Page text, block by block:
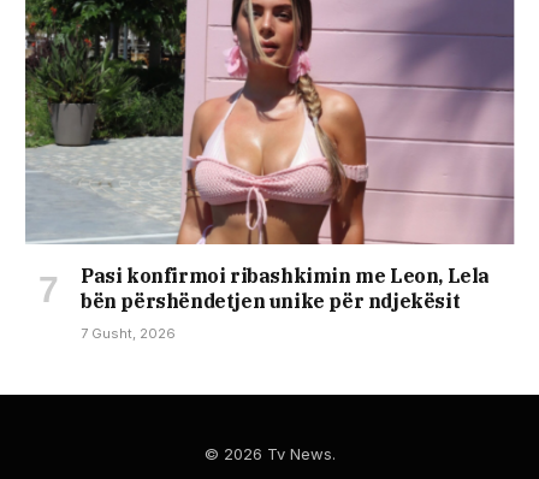
Pasi konfirmoi ribashkimin me Leon, Lela
bën përshëndetjen unike për ndjekësit
7 Gusht, 2026
© 2026 Tv News.